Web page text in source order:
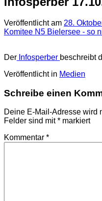
Veröffentlicht am 28.
Komitee N5 Bielersee - so
Der Infosperber beschreibt
Veröffentlicht in Medien
Schreibe einen
Deine E-Mail-Adresse wird
Felder sind mit* markiert
Kommentar *